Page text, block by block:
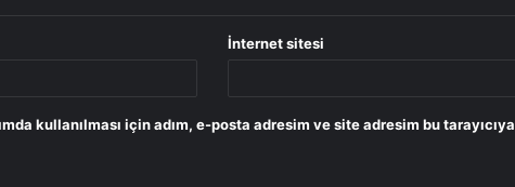
İnternet sitesi
kullanılması için adım, e-posta adresim ve site adresim bu tarayıcıya